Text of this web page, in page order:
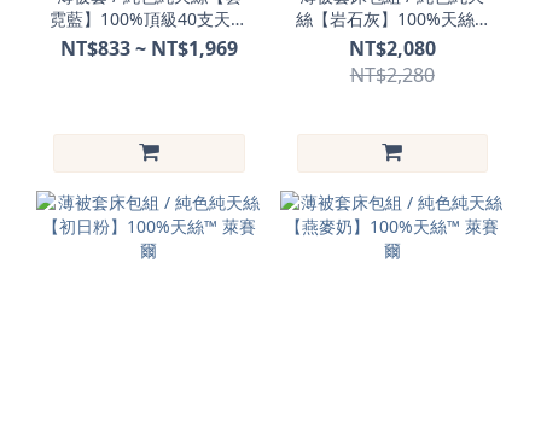
霓藍】100%頂級40支天絲
™ 萊賽爾
NT$833 ~ NT$1,969
絲【岩石灰】100%天絲™
萊賽爾
NT$2,080
NT$2,280